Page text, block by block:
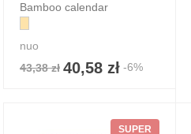
Bamboo calendar
nuo
43,38 zł 40,58 zł -6%
SUPER